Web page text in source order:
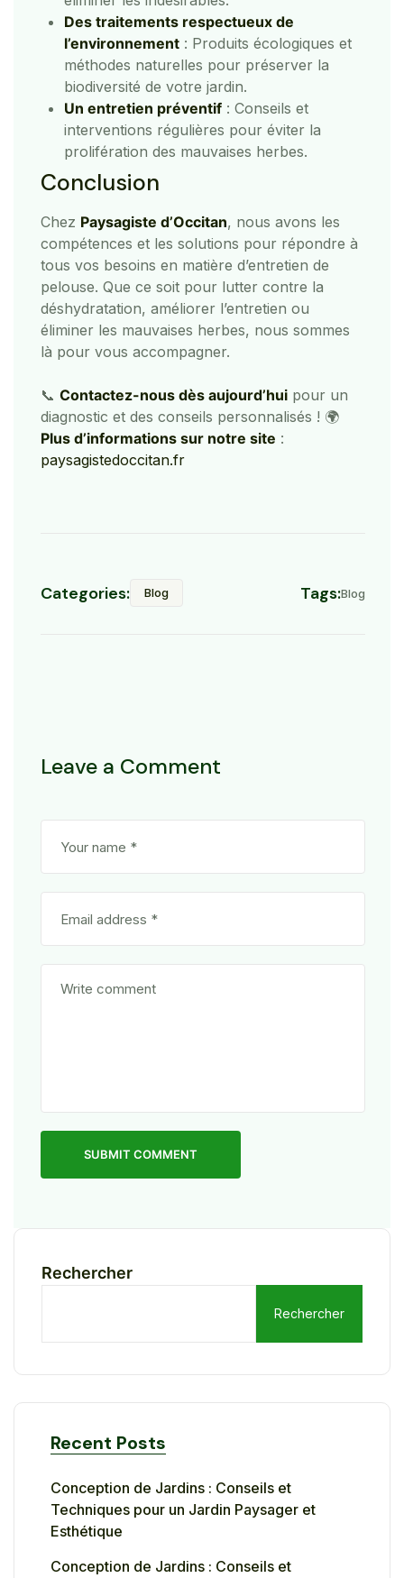
Des traitements respectueux de
l’environnement: Produits écologiques et
méthodes naturelles pour préserver la
biodiversité de votre jardin.
Un entretien préventif: Conseils et
interventions régulières pour éviter la
prolifération des mauvaises herbes.
Conclusion
Chez Paysagiste d’Occitan, nous avons les
compétences et les solutions pour répondre à
tous vos besoins en matière d’entretien de
pelouse. Que ce soit pour lutter contre la
déshydratation, améliorer l’entretien ou
éliminer les mauvaises herbes, nous sommes
là pour vous accompagner.
📞 Contactez-nous dès aujourd’hui pour un
diagnostic et des conseils personnalisés ! 🌍
Plus d’informations sur notre site :
paysagistedoccitan.fr
Categories: Blog Tags:Blog
Leave a Comment
SUBMIT COMMENT
Rechercher
Rechercher
Recent Posts
Conception de Jardins : Conseils et
Techniques pour un Jardin Paysager et
Esthétique
Conception de Jardins : Conseils et